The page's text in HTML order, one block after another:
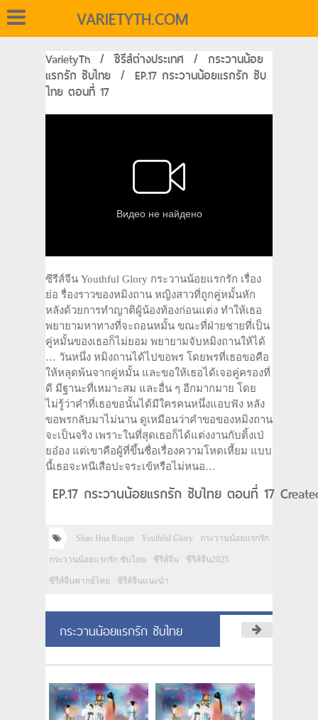
VARIETYTH.COM
VarietyTh / ซีรีส์ต่างประเทศ / กระวานน้อย
แรกรัก ซับไทย / EP.17 กระวานน้อยแรกรัก ซับ
ไทย ตอนที่ 17
ซีรีส์จีน Youthful Glory กระวานน้อยแรกรัก เรื่อง
ย่อ รื่องราวของหมิงถาน หญิงสาวที่ถูกคู่หมั้นหัก
หลังด้วยการทำญาติผู้น้องท้องก่อนแต่ง ทำให้เธอ
พยายามหาทางที่จะถอนหมั้น ขณะที่ฝ่ายชายที่เป็น
คู่หมั้นของเธอก็ไม่ยอม พยายามจับหมิงถานให้ได้
… วันหนึ่ง หมิงถานได้ไปขอพร โดยพรที่เธอขอคือ
ให้หลุดพ้นจากคู่หมั้น และขอให้เธอได้เจอคู่ครองที่
ดี มีฐานะที่เหมาะสม และอื่น ๆ อีกมากมาย โดย
ไม่รู้ว่าคำที่เธอขอนั้นได้มีใครคนหนึ่งแอบฟัง หลัง
ขอพรกลับมาไม่นาน ดูเหมือนว่าคำขอของหมิงถาน
จะเป็นจริง เพราะในที่สุดเธอก็ได้แต่งงานกับติ้งเป่
ยอ๋อง แต่เขาคือผู้ที่ขึ้นชื่อเรื่องความโหดเหี้ยม แบบ
นี้เธอจะหนีเสือปะจระเข้หรือไม่หนอ…
EP.17 กระวานน้อยแรกรัก ซับไทย ตอนที่ 17
Shao Hua Ruojin Youthful Glory กระวานน้อยแรกรัก
กระวานน้อยแรกรัก ซับไทย ซีรีส์จีน ซีรีส์จีน2025
ซีรีส์จีนพากย์ไทย ซีรีส์จีนแนะนำ
กระวานน้อยแรกรัก ซับไทย